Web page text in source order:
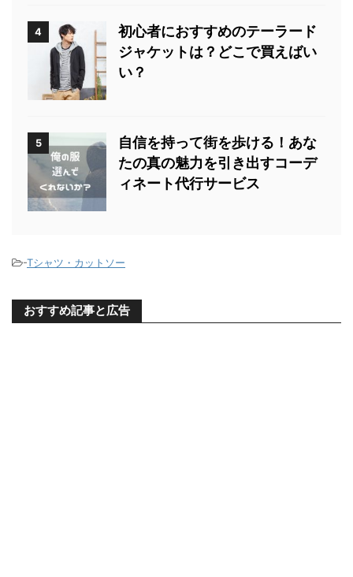
4
初心者におすすめのテーラード
ジャケットは？どこで買えばい
い？
5
自信を持って街を歩ける！あな
たの真の魅力を引き出すコーデ
ィネート代行サービス
-Tシャツ・カットソー
おすすめ記事と広告